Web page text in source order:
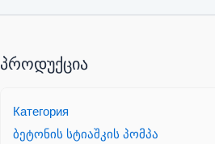
პროდუქცია
Категория
ბეტონის სტიაშკის პომპა